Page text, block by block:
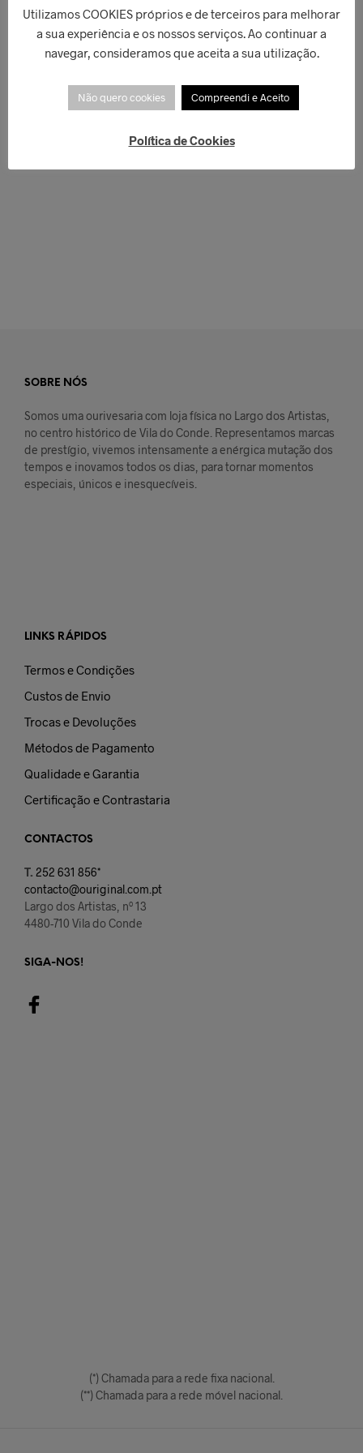
SOBRE NÓS
Somos uma ourivesaria com loja física no Largo dos Artistas,
no centro histórico de Vila do Conde. Representamos marcas
de prestígio, vivemos intensamente a enérgica mutação dos
tempos e inovamos todos os dias, para tornar momentos
especiais, únicos e inesquecíveis.
LINKS RÁPIDOS
Termos e Condições
Custos de Envio
Trocas e Devoluções
Métodos de Pagamento
Qualidade e Garantia
Certificação e Contrastaria
CONTACTOS
T. 252 631 856*
contacto@ouriginal.com.pt
Largo dos Artistas, nº 13
4480-710 Vila do Conde
SIGA-NOS!
(*) Chamada para a rede fixa nacional.
(**) Chamada para a rede móvel nacional.
Utilizamos COOKIES próprios e de terceiros para melhorar
a sua experiência e os nossos serviços. Ao continuar a
navegar, consideramos que aceita a sua utilização.
Não quero cookies Compreendi e Aceito
Política de Cookies